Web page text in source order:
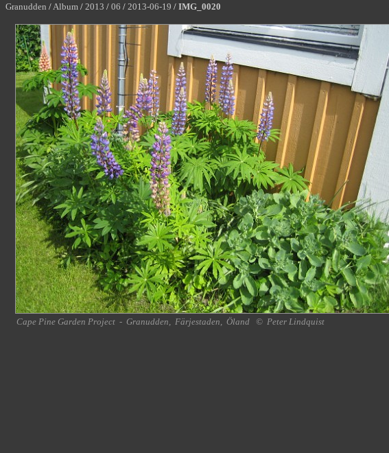
Granudden /Album / 2013 / 06 / 2013-06-19 / IMG_0020
Cape Pine Garden Project - Granudden, Färjestaden, Öland © Peter Lindquist